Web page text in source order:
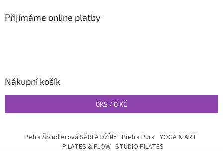
Přijímáme online platby
Nákupní košík
0KS / 0 KČ
Petra Špindlerová SÁRÍ A DŽÍNY Pietra Pura YOGA & ART
PILATES & FLOW STUDIO PILATES